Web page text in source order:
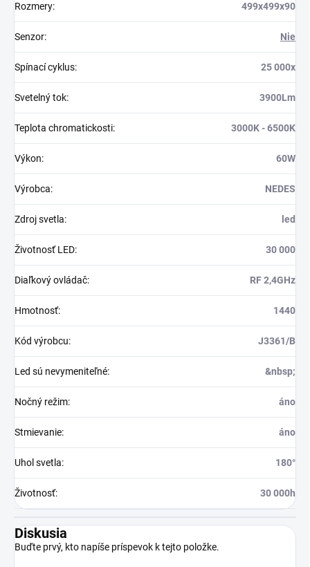
Rozmery: 499x499x90
Senzor: Nie
Spínací cyklus: 25 000x
Svetelný tok: 3900Lm
Teplota chromatickosti: 3000K - 6500K
Výkon: 60W
Výrobca: NEDES
Zdroj svetla: led
Životnosť LED: 30 000
Diaľkový ovládač: RF 2,4GHz
Hmotnosť: 1440
Kód výrobcu: J3361/B
Led sú nevymeniteľné: &nbsp;
Nočný režim: áno
Stmievanie: áno
Uhol svetla: 180°
Životnosť: 30 000h
Diskusia
Buďte prvý, kto napíše príspevok k tejto položke.